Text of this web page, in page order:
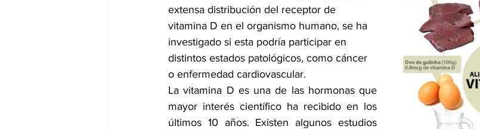
dia mundial de la hipertension
extensa distribución del receptor de
vitamina D en el organismo humano, se ha
investigado si esta podría participar en
distintos estados patológicos, como cáncer
o enfermedad cardiovascular.
La vitamina D es una de las hormonas que
mayor interés científico ha recibido en los
últimos 10 años. Existen algunos estudios